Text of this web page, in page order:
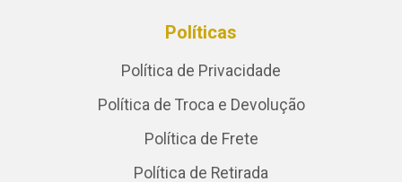
Políticas
Política de Privacidade
Política de Troca e Devolução
Política de Frete
Política de Retirada